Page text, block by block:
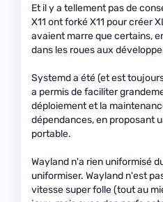
Et il y a tellement pas de
X11 ont forké X11 pour créer
avaient marre que certains,
dans les roues aux
Systemd a été (et est
a permis de faciliter
déploiement et la
dépendances, en proposant
portable.
Wayland n'a rien uniformisé
uniformiser. Wayland n'est
vitesse super folle (tout au